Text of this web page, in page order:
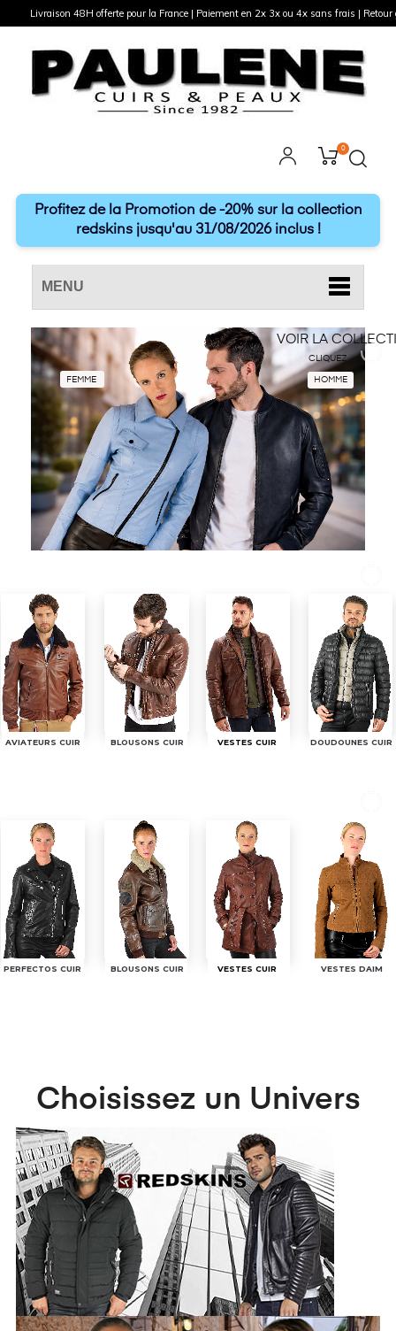
0
Profitez de la Promotion de -20% sur la collection
redskins jusqu'au 31/08/2026 inclus !
MENU
VOIR LA
FEMME HOMME
CLIQUEZ
VESTES CUIR
BLOUSONS CUIR
AVIATEURS CUIR DOUDOUNES CUIR
VESTES CUIR
BLOUSONS CUIR
PERFECTOS CUIR VESTES DAIM
Choisissez un Univers
Livraison 48H offerte pour la France | Paiement en 2x 3x ou 4x sans frais |